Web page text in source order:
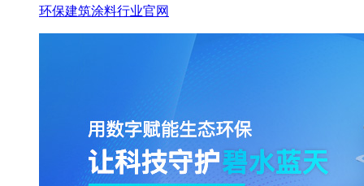
环保建筑涂料行业官网